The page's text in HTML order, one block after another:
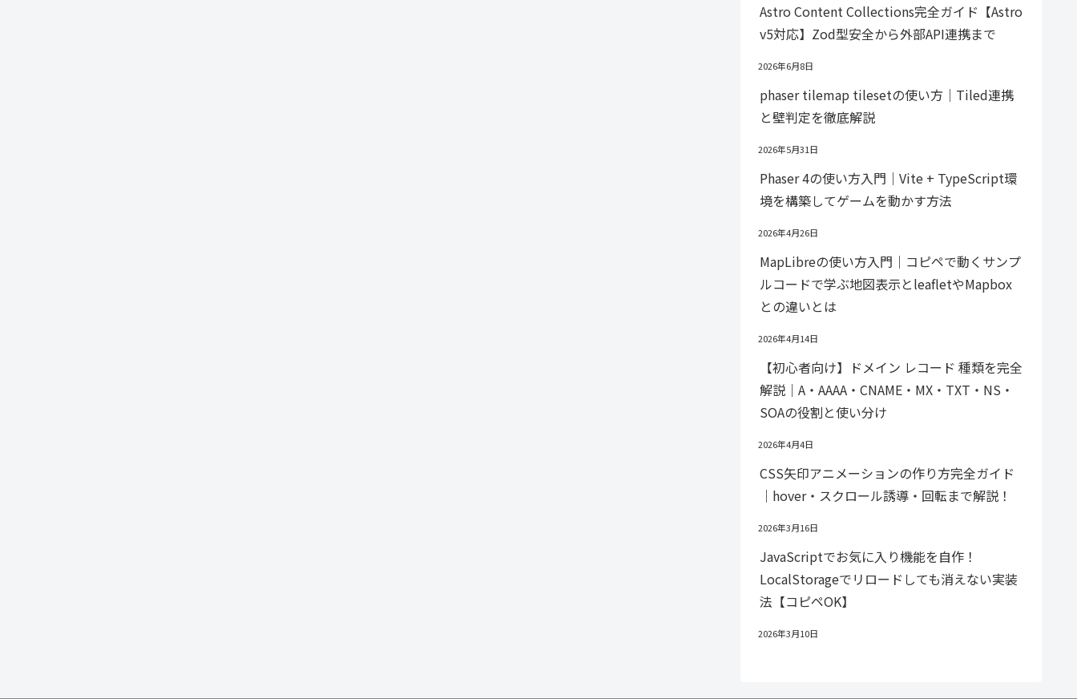
Astro Content Collections完全ガイド【Astro
v5対応】Zod型安全から外部API連携まで
2026年6月8日
phaser tilemap tilesetの使い方｜Tiled連携
と壁判定を徹底解説
2026年5月31日
Phaser 4の使い方入門｜Vite + TypeScript環
境を構築してゲームを動かす方法
2026年4月26日
MapLibreの使い方入門｜コピペで動くサンプ
ルコードで学ぶ地図表示とleafletやMapbox
との違いとは
2026年4月14日
【初心者向け】ドメイン レコード 種類を完全
解説｜A・AAAA・CNAME・MX・TXT・NS・
SOAの役割と使い分け
2026年4月4日
CSS矢印アニメーションの作り方完全ガイド
｜hover・スクロール誘導・回転まで解説！
2026年3月16日
JavaScriptでお気に入り機能を自作！
LocalStorageでリロードしても消えない実装
法【コピペOK】
2026年3月10日